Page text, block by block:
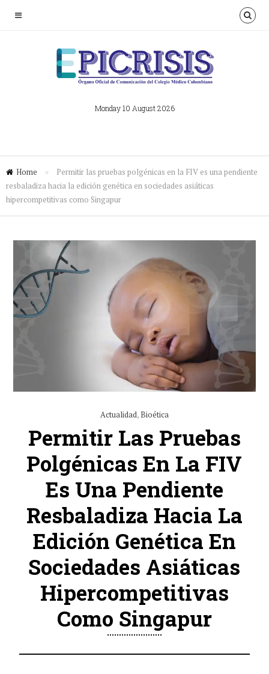
Monday 10 August 2026
Home »
Permitir las pruebas polgénicas en la FIV es una pendiente
resbaladiza hacia la edición genética en sociedades asiáticas
hipercompetitivas como Singapur
Actualidad,Bioética
Permitir Las Pruebas
Polgénicas En La FIV
Es Una Pendiente
Resbaladiza Hacia La
Edición Genética En
Sociedades Asiáticas
Hipercompetitivas
Como Singapur